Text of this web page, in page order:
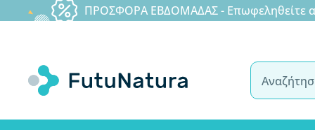
ΠΡΟΣΦΟΡΑ ΕΒΔΟΜΑΔΑΣ - Επωφεληθείτε